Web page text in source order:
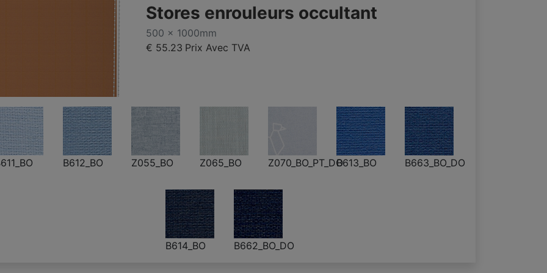
Stores enrouleurs occultant
500 x 1000mm
€ 55.23 Prix Avec TVA
B612_BO Z055_BO Z065_BO Z070_BO_PT_DOB613_BO B663_BO_DO
B614_BO B662_BO_DO